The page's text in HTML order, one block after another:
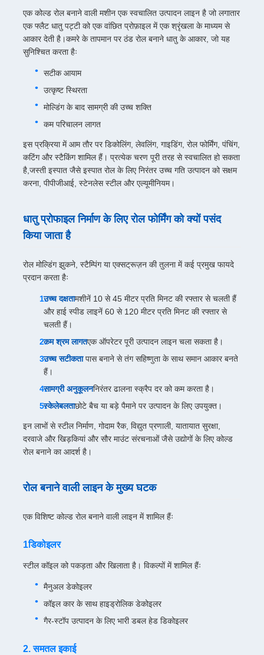
एक कोल्ड रोल बनाने वाली मशीन एक स्वचालित उत्पादन लाइन है जो लगातार
एक फ्लैट धातु पट्टी को एक वांछित प्रोफ़ाइल में एक श्रृंखला के माध्यम से
आकार देती है।कमरे के तापमान पर ठंड रोल बनाने धातु के आकार, जो यह
सुनिश्चित करता हैः
सटीक आयाम
उत्कृष्ट स्थिरता
मोल्डिंग के बाद सामग्री की उच्च शक्ति
कम परिचालन लागत
इस प्रक्रिया में आम तौर पर डिकोलिंग, लेवलिंग, गाइडिंग, रोल फोर्मिंग, पंचिंग,
कटिंग और स्टैकिंग शामिल हैं। प्रत्येक चरण पूरी तरह से स्वचालित हो सकता
है,जस्ती इस्पात जैसे इस्पात रोल के लिए निरंतर उच्च गति उत्पादन को सक्षम
करना, पीपीजीआई, स्टेनलेस स्टील और एल्यूमीनियम।
धातु प्रोफाइल निर्माण के लिए रोल फोर्मिंग को क्यों पसंद
किया जाता है
रोल मोल्डिंग झुकने, स्टैम्पिंग या एक्सट्रूज़न की तुलना में कई प्रमुख फायदे
प्रदान करता हैः
उच्च दक्षतामशीनें 10 से 45 मीटर प्रति मिनट की रफ्तार से चलती हैं
और हाई स्पीड लाइनें 60 से 120 मीटर प्रति मिनट की रफ्तार से
चलती हैं।
कम श्रम लागतएक ऑपरेटर पूरी उत्पादन लाइन चला सकता है।
उच्च सटीकता️ पास बनाने से तंग सहिष्णुता के साथ समान आकार बनते
हैं।
सामग्री अनुकूलननिरंतर ढालना स्क्रैप दर को कम करता है।
स्केलेबलताछोटे बैच या बड़े पैमाने पर उत्पादन के लिए उपयुक्त।
इन लाभों से स्टील निर्माण, गोदाम रैक, विद्युत प्रणाली, यातायात सुरक्षा,
दरवाजे और खिड़कियां और सौर माउंट संरचनाओं जैसे उद्योगों के लिए कोल्ड
रोल बनाने का आदर्श है।
रोल बनाने वाली लाइन के मुख्य घटक
एक विशिष्ट कोल्ड रोल बनाने वाली लाइन में शामिल हैंः
1डिकोइलर
स्टील कॉइल को पकड़ता और खिलाता है। विकल्पों में शामिल हैंः
मैनुअल डेकोइलर
कॉइल कार के साथ हाइड्रोलिक डेकोइलर
गैर-स्टॉप उत्पादन के लिए भारी डबल हेड डिकोइलर
2. समतल इकाई